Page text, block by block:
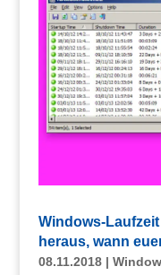
Windows-
heraus, wann
08.11.2018|